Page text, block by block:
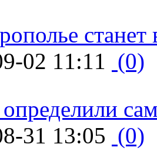
02 11:11 (0)
31 13:05 (0)